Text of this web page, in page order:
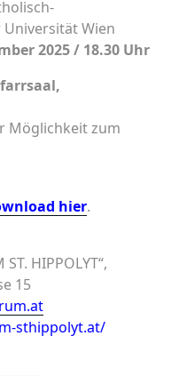
Wien
2025 / 18.30 Uhr
Möglichkeit zum
hier.
HIPPOLYT“,
15
sthippolyt.at/